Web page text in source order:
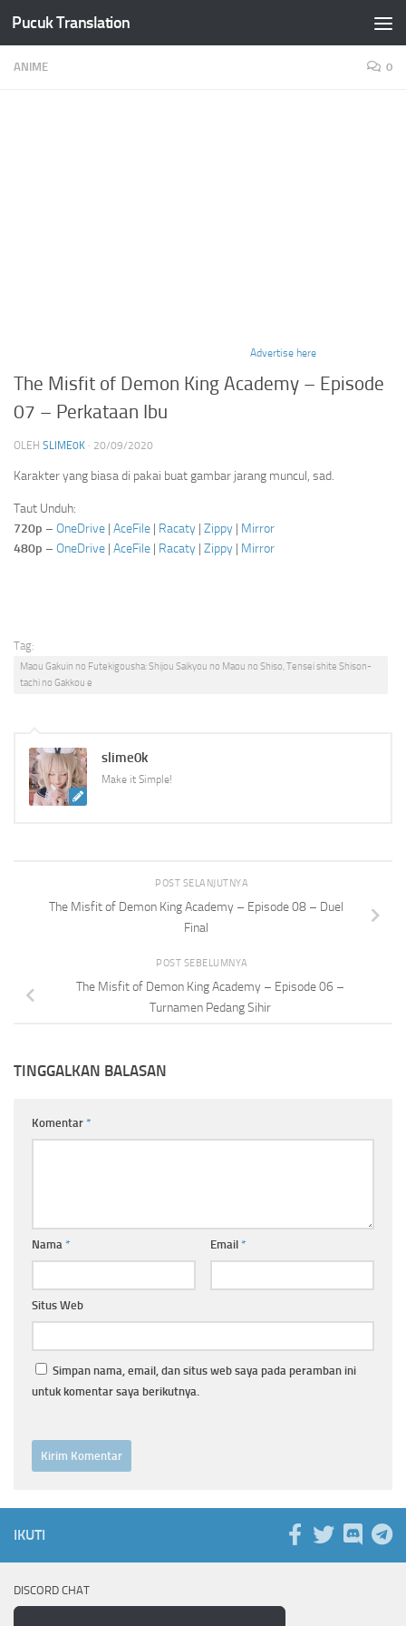
Skip to content
Pucuk Translation
ANIME 0
Advertise here
The Misfit of Demon King Academy – Episode
07 – Perkataan Ibu
OLEH SLIME0K · 20/09/2020
Karakter yang biasa di pakai buat gambar jarang muncul, sad.
Taut Unduh:
720p – OneDrive | AceFile | Racaty | Zippy | Mirror
480p – OneDrive | AceFile | Racaty | Zippy | Mirror
Tag:
Maou Gakuin no Futekigousha: Shijou Saikyou no Maou no Shiso, Tensei shite Shison-
tachi no Gakkou e
slime0k
Make it Simple!
POST SELANJUTNYA
The Misfit of Demon King Academy – Episode 08 – Duel
Final
POST SEBELUMNYA
The Misfit of Demon King Academy – Episode 06 –
Turnamen Pedang Sihir
TINGGALKAN BALASAN
Komentar *
Nama * Email *
Situs Web
Simpan nama, email, dan situs web saya pada peramban ini
untuk komentar saya berikutnya.
IKUTI
DISCORD CHAT